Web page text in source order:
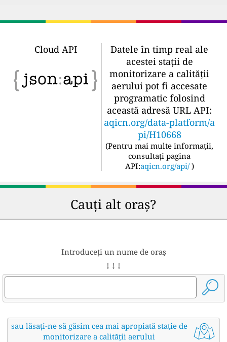
Cloud API
Datele în timp real ale
acestei stații de
monitorizare a calității
aerului pot fi accesate
programatic folosind
această adresă URL API:
aqicn.org/data-platform/a
pi/H10668
(Pentru mai multe informații,
consultați pagina
API:aqicn.org/api/ )
Cauți alt oraș?
Introduceți un nume de oraș
↓ ↓ ↓
sau lăsați-ne să găsim cea mai apropiată stație de
monitorizare a calității aerului